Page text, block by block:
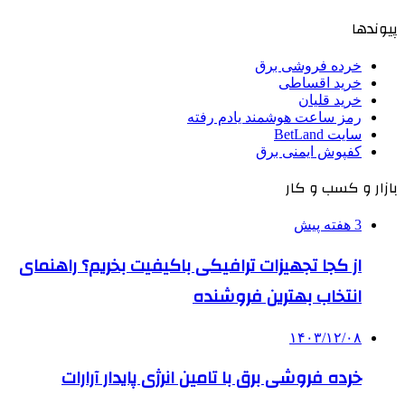
پیوندها
خرده فروشی برق
خرید اقساطی
خرید قلیان
رمز ساعت هوشمند یادم رفته
سایت BetLand
کفپوش ایمنی برق
بازار و کسب و کار
3 هفته پیش
از کجا تجهیزات ترافیکی باکیفیت بخریم؟ راهنمای
انتخاب بهترین فروشنده
۱۴۰۳/۱۲/۰۸
خرده فروشی برق با تامین انرژی پایدار آرارات